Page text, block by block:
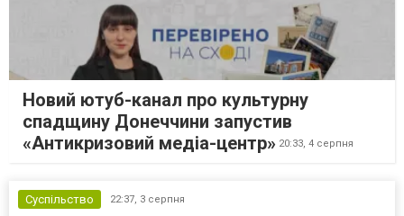
Новий ютуб-канал про культурну
спадщину Донеччини запустив
«Антикризовий медіа-центр» 20:33, 4 серпня
Суспільство 22:37, 3 серпня